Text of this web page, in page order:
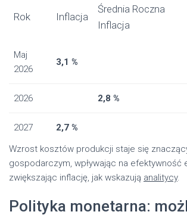
Rok Inflacja
Średnia Roczna
Inflacja
Maj
2026
3,1 %
2026 2,8 %
2027
2,7 %
Wzrost kosztów produkcji staje się
gospodarczym, wpływając na efektywność
zwiększając inflację, jak wskazują analitycy.
Polityka monetarna: